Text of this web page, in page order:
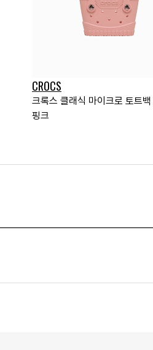
CROCS
크록스 클래식 마이크로 토트
핑크